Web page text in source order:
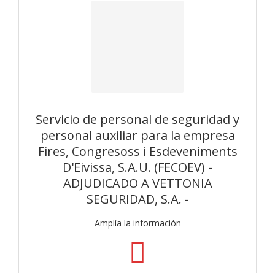
Servicio de personal de seguridad y
personal auxiliar para la empresa
Fires, Congresoss i Esdeveniments
D'Eivissa, S.A.U. (FECOEV) -
ADJUDICADO A VETTONIA
SEGURIDAD, S.A. -
Amplía la información